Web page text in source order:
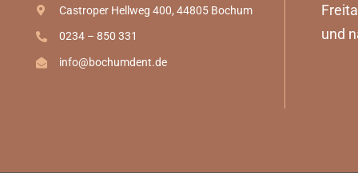
Castroper Hellweg 400, 44805 Bochum
0234 – 850 331
info@bochumdent.de
und